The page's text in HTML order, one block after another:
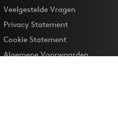
Veelgestelde Vragen
Privacy Statement
Cookie Statement
Algemene Voorwaarden